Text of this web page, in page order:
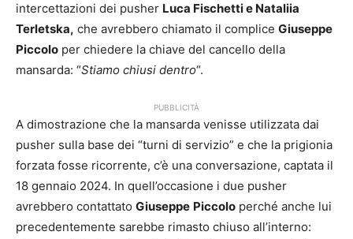
intercettazioni dei pusher Luca Fischetti e Nataliia
Terletska, che avrebbero chiamato il complice Giuseppe
Piccolo per chiedere la chiave del cancello della
mansarda: “Stiamo chiusi dentro“.
PUBBLICITÀ
A dimostrazione che la mansarda venisse utilizzata dai
pusher sulla base dei “turni di servizio” e che la prigionia
forzata fosse ricorrente, c’è una conversazione, captata il
18 gennaio 2024. In quell’occasione i due pusher
avrebbero contattato Giuseppe Piccolo perché anche lui
precedentemente sarebbe rimasto chiuso all’interno: